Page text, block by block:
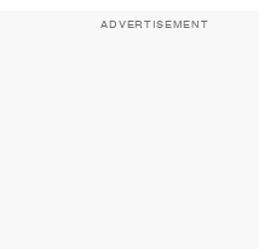
ADVERTISEMENT